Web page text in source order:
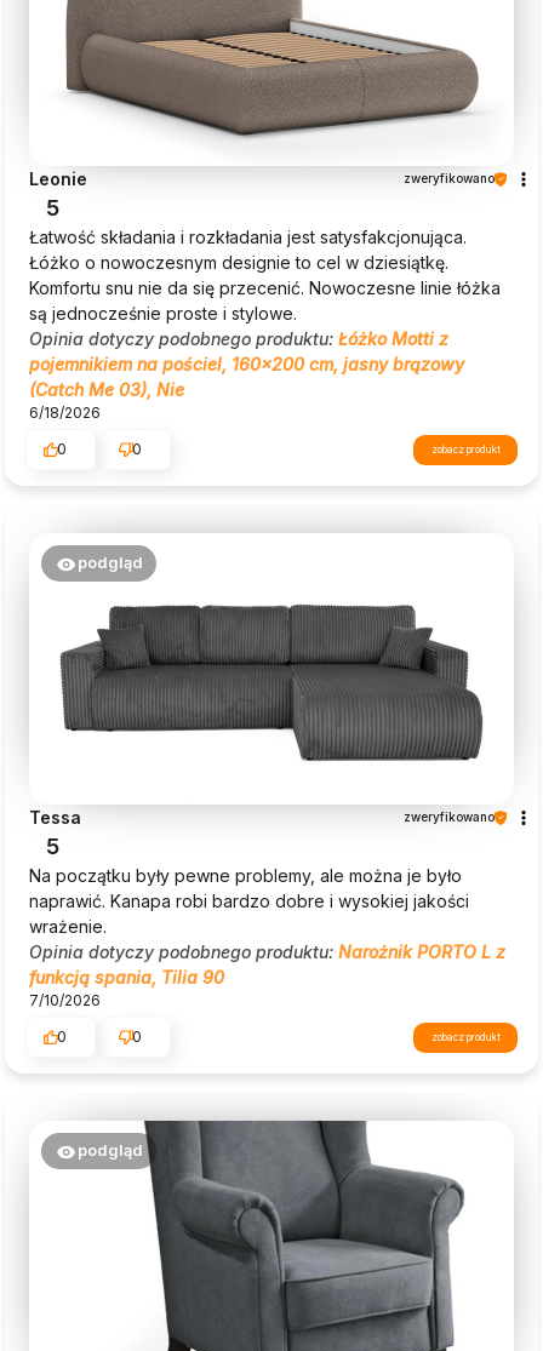
Leonie zweryfikowano
5
Łatwość składania i rozkładania jest satysfakcjonująca.
Łóżko o nowoczesnym designie to cel w dziesiątkę.
Komfortu snu nie da się przecenić. Nowoczesne linie łóżka
są jednocześnie proste i stylowe.
Opinia dotyczy podobnego produktu: Łóżko Motti z
pojemnikiem na pościel, 160x200 cm, jasny brązowy
(Catch Me 03), Nie
6/18/2026
0
0 zobacz produkt
podgląd
Tessa zweryfikowano
5
Na początku były pewne problemy, ale można je było
naprawić. Kanapa robi bardzo dobre i wysokiej jakości
wrażenie.
Opinia dotyczy podobnego produktu: Narożnik PORTO L z
funkcją spania, Tilia 90
7/10/2026
0
0 zobacz produkt
podgląd